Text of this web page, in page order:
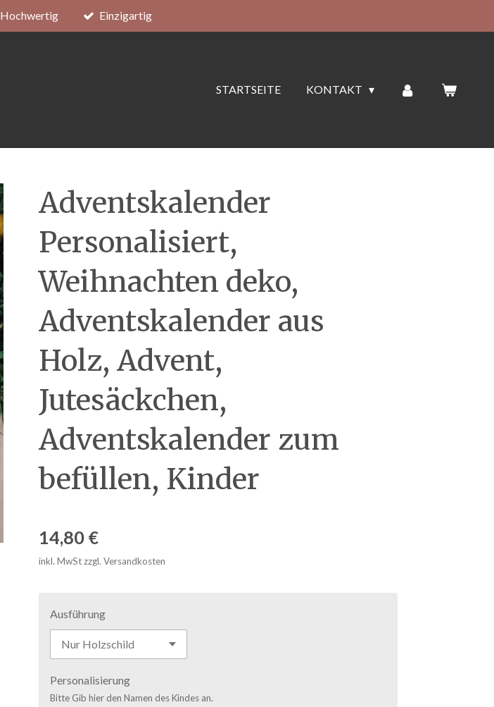
Hochwertig Einzigartig
STARTSEITE KONTAKT
Adventskalender
Personalisiert,
Weihnachten deko,
Adventskalender aus
Holz, Advent,
Jutesäckchen,
Adventskalender zum
befüllen, Kinder
14,80 €
inkl. MwSt zzgl. Versandkosten
Ausführung
Personalisierung
Bitte Gib hier den Namen des Kindes an.